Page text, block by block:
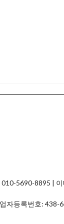
5690-8895 |
자등록번호: 438-